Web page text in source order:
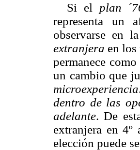
Si el plan
representa un
observarse en
extranjera en los
permanece
un cambio que
microexperiencia
dentro de las
adelante. De
extranjera en
elección puede